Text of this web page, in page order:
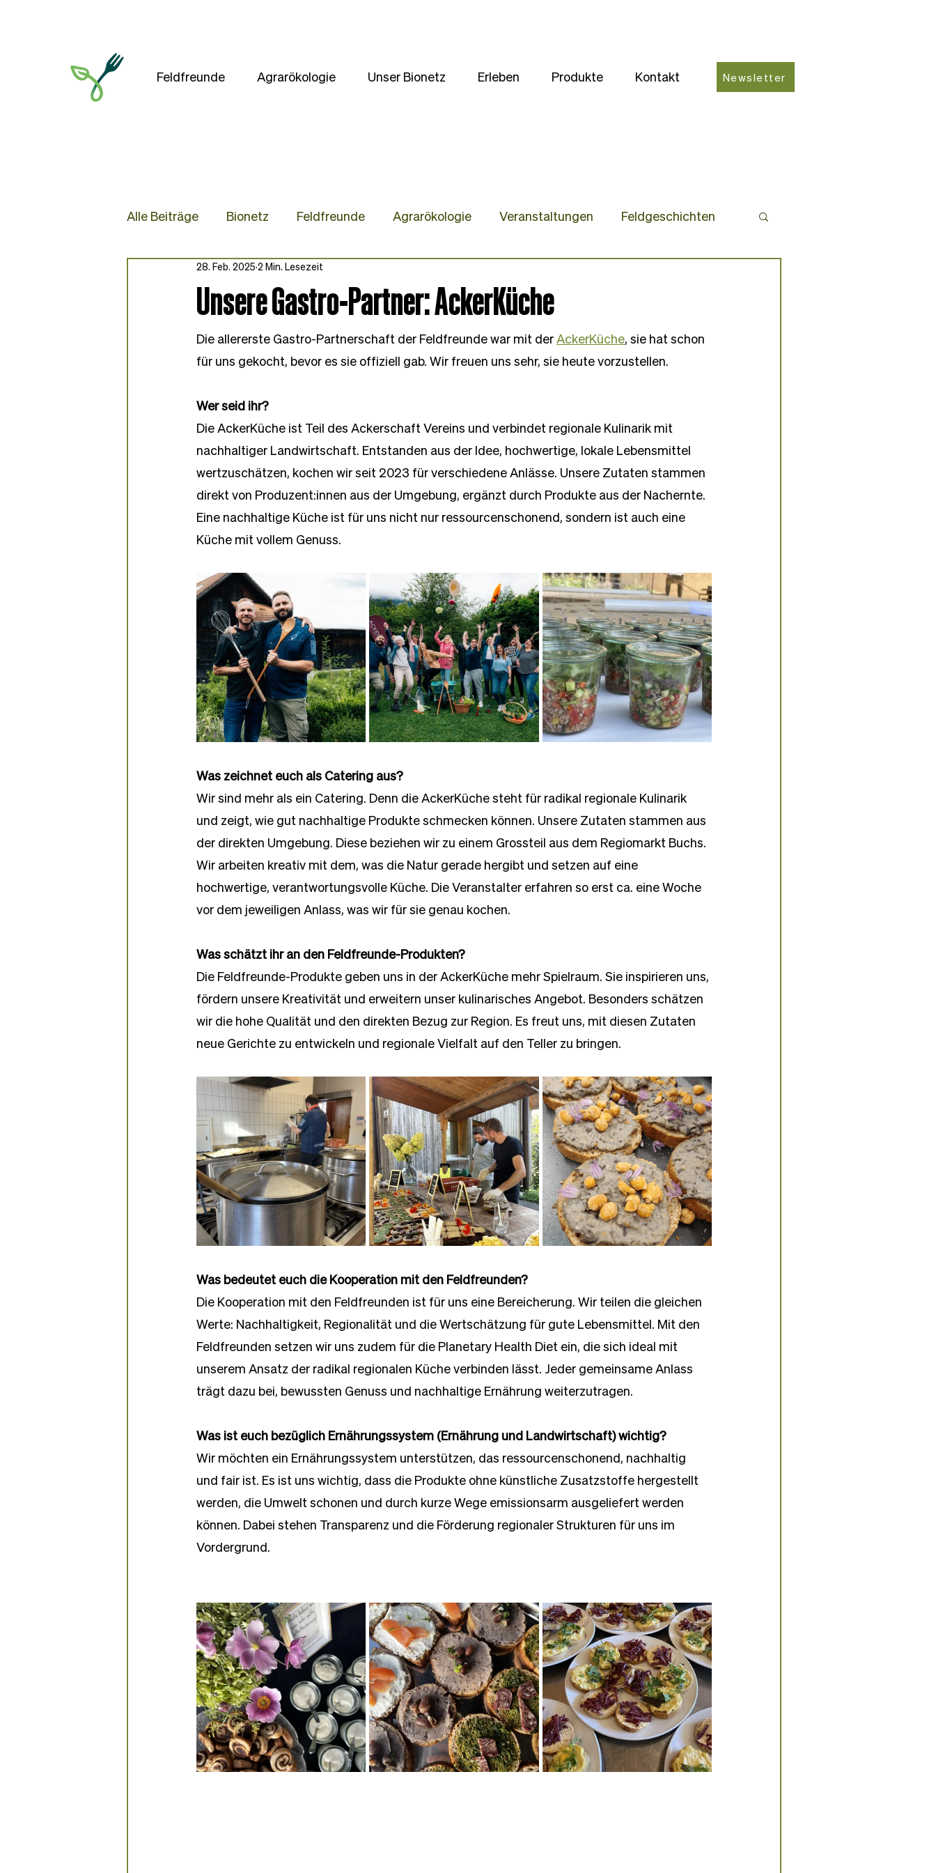
Feldfreunde Agrarökologie Unser Bionetz Erleben Produkte Kontakt Newsletter
Alle Beiträge Bionetz Feldfreunde Agrarökologie Veranstaltungen Feldgeschichten
Blog Rezepte
Unsere Gastro-Partner: AckerKüche
28. Feb. 2025 2 Min. Lesezeit
Die allererste Gastro-Partnerschaft der Feldfreunde war mit der AckerKüche, sie hat schon
für uns gekocht, bevor es sie offiziell gab. Wir freuen uns sehr, sie heute vorzustellen.
Wer seid ihr?
Die AckerKüche ist Teil des Ackerschaft Vereins und verbindet regionale Kulinarik mit
nachhaltiger Landwirtschaft. Entstanden aus der Idee, hochwertige, lokale Lebensmittel
wertzuschätzen, kochen wir seit 2023 für verschiedene Anlässe. Unsere Zutaten stammen
direkt von Produzent:innen aus der Umgebung, ergänzt durch Produkte aus der Nachernte.
Eine nachhaltige Küche ist für uns nicht nur ressourcenschonend, sondern ist auch eine
Küche mit vollem Genuss.
Was zeichnet euch als Catering aus?
Wir sind mehr als ein Catering. Denn die AckerKüche steht für radikal regionale Kulinarik
und zeigt, wie gut nachhaltige Produkte schmecken können. Unsere Zutaten stammen aus
der direkten Umgebung. Diese beziehen wir zu einem Grossteil aus dem Regiomarkt Buchs.
Wir arbeiten kreativ mit dem, was die Natur gerade hergibt und setzen auf eine
hochwertige, verantwortungsvolle Küche. Die Veranstalter erfahren so erst ca. eine Woche
vor dem jeweiligen Anlass, was wir für sie genau kochen.
Was schätzt ihr an den Feldfreunde-Produkten?
Die Feldfreunde-Produkte geben uns in der AckerKüche mehr Spielraum. Sie inspirieren uns,
fördern unsere Kreativität und erweitern unser kulinarisches Angebot. Besonders schätzen
wir die hohe Qualität und den direkten Bezug zur Region. Es freut uns, mit diesen Zutaten
neue Gerichte zu entwickeln und regionale Vielfalt auf den Teller zu bringen.
Was bedeutet euch die Kooperation mit den Feldfreunden?
Die Kooperation mit den Feldfreunden ist für uns eine Bereicherung. Wir teilen die gleichen
Werte: Nachhaltigkeit, Regionalität und die Wertschätzung für gute Lebensmittel. Mit den
Feldfreunden setzen wir uns zudem für die Planetary Health Diet ein, die sich ideal mit
unserem Ansatz der radikal regionalen Küche verbinden lässt. Jeder gemeinsame Anlass
trägt dazu bei, bewussten Genuss und nachhaltige Ernährung weiterzutragen.
Was ist euch bezüglich Ernährungssystem (Ernährung und Landwirtschaft) wichtig?
Wir möchten ein Ernährungssystem unterstützen, das ressourcenschonend, nachhaltig
und fair ist. Es ist uns wichtig, dass die Produkte ohne künstliche Zusatzstoffe hergestellt
werden, die Umwelt schonen und durch kurze Wege emissionsarm ausgeliefert werden
können. Dabei stehen Transparenz und die Förderung regionaler Strukturen für uns im
Vordergrund.